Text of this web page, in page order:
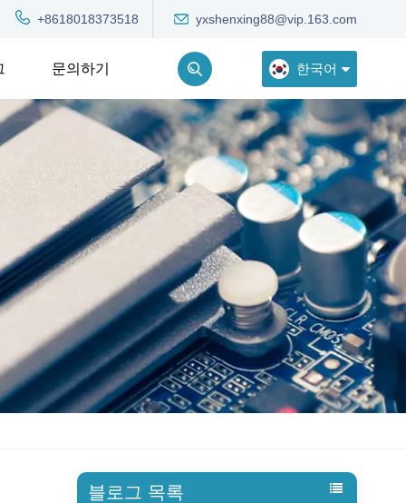
+8618018373518 yxshenxing88@vip.163.com
문의하기 한국어
English
Deutsch
Русский
한국어
Türkçe
블로그 목록